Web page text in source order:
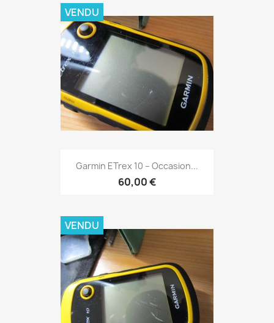
Aperçu rapide
Garmin ETrex 10 – Occasion...
60,00 €
VENDU
VENDU